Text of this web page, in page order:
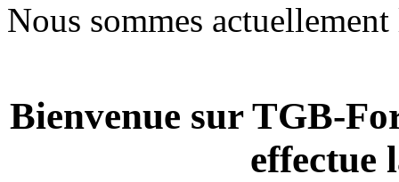
Nous sommes
Bienvenue sur TGB-